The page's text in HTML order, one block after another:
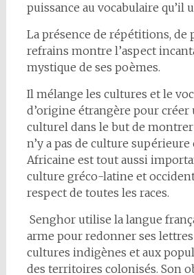
puissance au vocabulaire qu’il
La présence de répétitions, de
refrains montre l’aspect
mystique de ses poèmes.
Il mélange les cultures et le
d’origine étrangère pour créer
culturel dans le but de montrer
n’y a pas de culture
Africaine est tout aussi
culture gréco-latine et
respect de toutes les races.
Senghor utilise la langue
arme pour redonner ses
cultures indigènes et aux
des territoires colonisés. Son